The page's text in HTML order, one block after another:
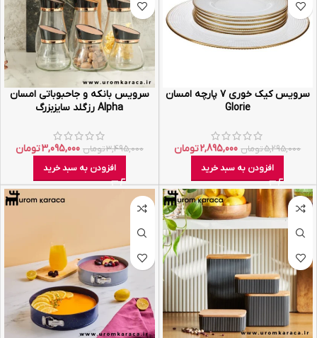
سرویس کیک خوری ۷ پارچه امسان
Glorie
5,295,000تومان 2,895,000تومان
افزودن به سبد خرید
سرویس بانکه و جاحبوباتی امسان
Alpha رزگلد سایزبزرگ
3,495,000تومان 3,095,000تومان
افزودن به سبد خرید